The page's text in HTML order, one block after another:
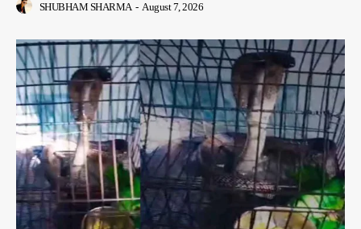
SHUBHAM SHARMA - August 7, 2026